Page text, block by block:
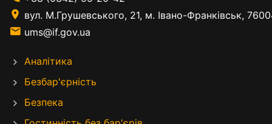
вул. М.Грушевського, 21, м. Івано-Франківськ,
ums@if.gov.ua
Аналітика
Безбар'єрність
Безпека